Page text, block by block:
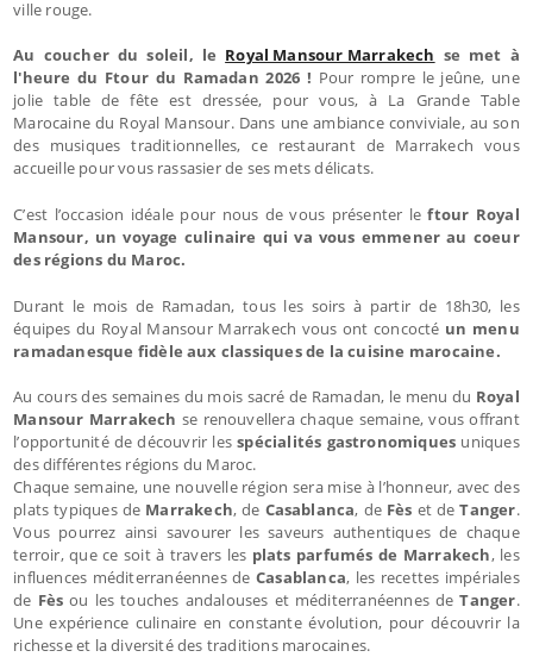
ville rouge.
Au coucher du soleil, le Royal Mansour Marrakech se met à
l'heure du Ftour du Ramadan 2026 ! Pour rompre le jeûne, une
jolie table de fête est dressée, pour vous, à La Grande Table
Marocaine du Royal Mansour. Dans une ambiance conviviale, au son
des musiques traditionnelles, ce restaurant de Marrakech vous
accueille pour vous rassasier de ses mets délicats.
C’est l’occasion idéale pour nous de vous présenter le ftour Royal
Mansour, un voyage culinaire qui va vous emmener au coeur
des régions du Maroc.
Durant le mois de Ramadan, tous les soirs à partir de 18h30, les
équipes du Royal Mansour Marrakech vous ont concocté un menu
ramadanesque fidèle aux classiques de la cuisine marocaine.
Au cours des semaines du mois sacré de Ramadan, le menu du Royal
Mansour Marrakech se renouvellera chaque semaine, vous offrant
l’opportunité de découvrir lesspécialités gastronomiques uniques
des différentes régions du Maroc.
Chaque semaine, une nouvelle région sera mise à l’honneur, avec des
plats typiques de Marrakech, de Casablanca, de Fès et deTanger.
Vous pourrez ainsi savourer les saveurs authentiques de chaque
terroir, que ce soit à travers les plats parfumés de Marrakech, les
influences méditerranéennes deCasablanca, les recettes impériales
de Fès ou les touches andalouses et méditerranéennes deTanger.
Une expérience culinaire en constante évolution, pour découvrir la
richesse et la diversité des traditions marocaines.